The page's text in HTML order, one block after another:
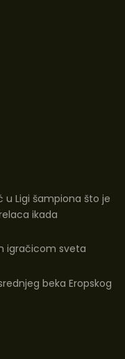
u Ligi šampiona što je
ikada
igračicom sveta
beka Eropskog